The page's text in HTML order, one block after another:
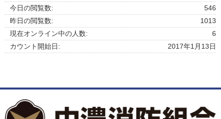
546
今日の閲覧数:
1013
昨日の閲覧数:
6
現在オンライン中の人数:
2017年1月13日
カウント開始日: